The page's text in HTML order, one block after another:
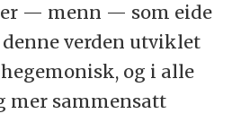
— menn — som eide
denne verden utviklet
og i alle
mer sammensatt